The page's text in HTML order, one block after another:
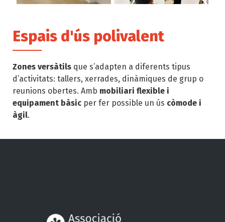
Espais d'ús polivalent
Zones versàtils que s’adapten a diferents tipus
d’activitats: tallers, xerrades, dinàmiques de grup o
reunions obertes. Amb mobiliari flexible i
equipament bàsic per fer possible un ús còmode i
àgil.